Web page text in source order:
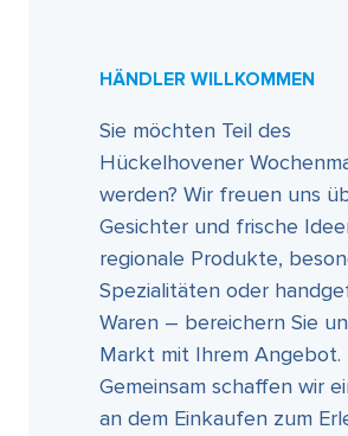
HÄNDLER WILLKOMMEN
Sie möchten Teil des
Hückelhovener
werden? Wir freuen uns
Gesichter und frische
regionale Produkte,
Spezialitäten oder
Waren – bereichern Sie
Markt mit Ihrem Angebot.
Gemeinsam schaffen wir
an dem Einkaufen zum